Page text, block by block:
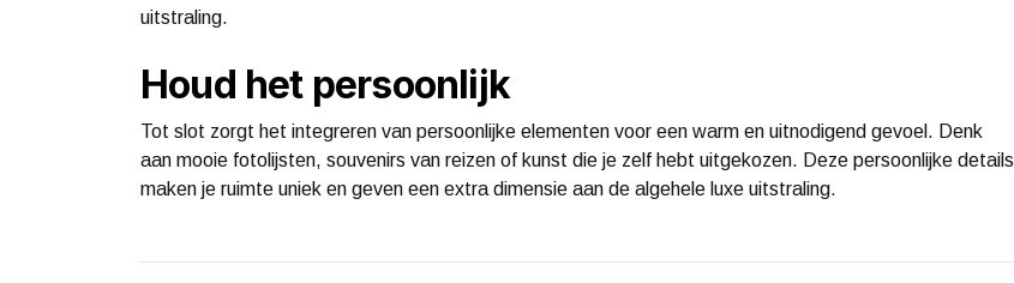
uitstraling.
Houd het persoonlijk
Tot slot zorgt het integreren van persoonlijke elementen voor een warm en uitnodigend gevoel. Denk
aan mooie fotolijsten, souvenirs van reizen of kunst die je zelf hebt uitgekozen. Deze persoonlijke details
maken je ruimte uniek en geven een extra dimensie aan de algehele luxe uitstraling.